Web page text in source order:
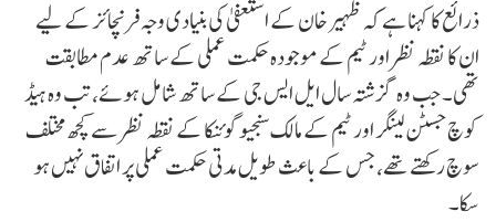
ذرائع کا کہنا ہے کہ ظہیر خان کے استعفیٰ کی بنیادی وجہ فرنچائز کے لیے
ان کا نقطہ نظر اور ٹیم کے موجودہ حکمت عملی کے ساتھ عدم مطابقت
تھی۔ جب وہ گزشتہ سال ایل ایس جی کے ساتھ شامل ہوئے، تب وہ ہیڈ
کوچ جسٹن لینگر اور ٹیم کے مالک سنجیو گوئنکا کے نقطہ نظر سے کچھ مختلف
سوچ رکھتے تھے، جس کے باعث طویل مدتی حکمت عملی پر اتفاق نہیں ہو
سکا۔